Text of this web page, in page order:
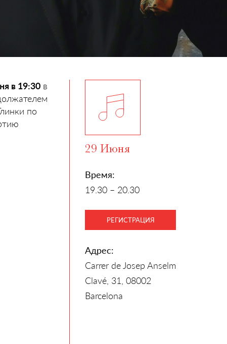
в 19:30 в
по
29 Июня
Время:
19.30 – 20.30
РЕГИСТРАЦИЯ
Адрес:
Carrer de Josep Anselm
Clavé, 31, 08002
Barcelona